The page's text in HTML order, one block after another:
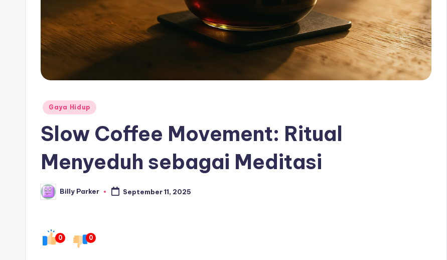
Posted
Gaya Hidup
Slow Coffee Movement: Ritual
Menyeduh sebagai Meditasi
Posted
by
Billy Parker September 11, 2025
0 0